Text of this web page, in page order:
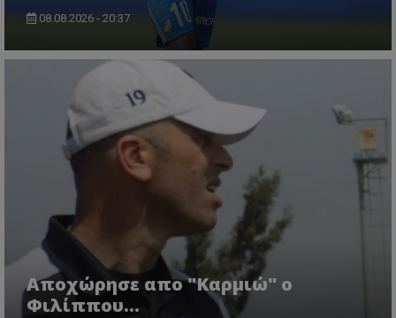
08.08.2026 - 20:37
Aποχώρησε απο "Καρμιώ" ο
Φιλίππου...